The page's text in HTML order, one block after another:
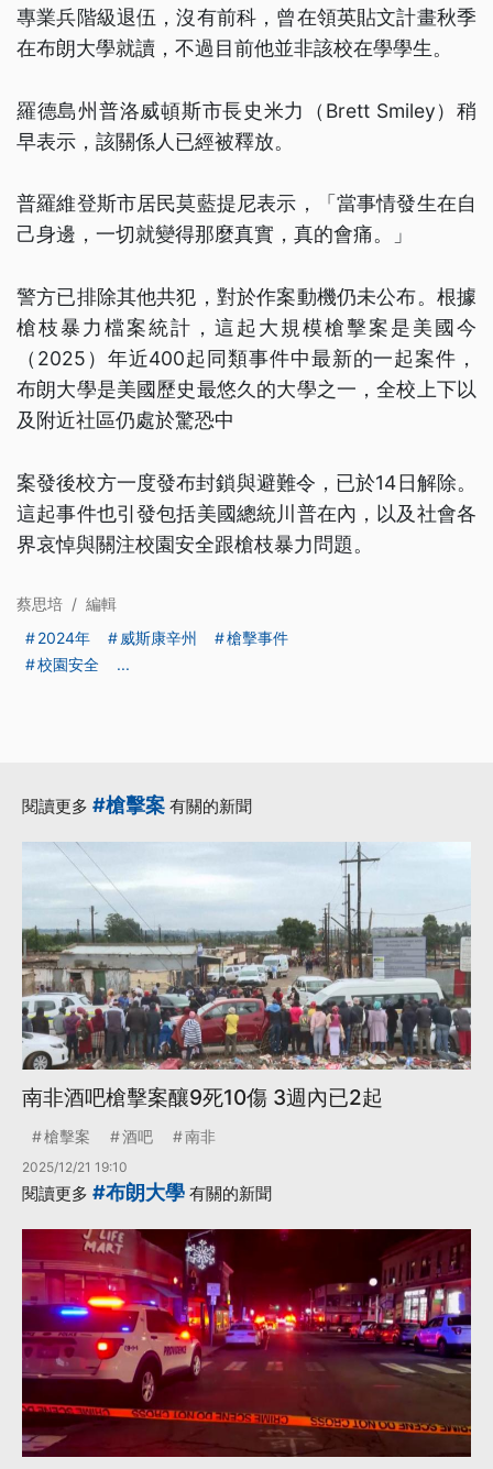
專業兵階級退伍，沒有前科，曾在領英貼文計畫秋季
在布朗大學就讀，不過目前他並非該校在學學生。
羅德島州普洛威頓斯市長史米力（Brett Smiley）稍
早表示，該關係人已經被釋放。
普羅維登斯市居民莫藍提尼表示，「當事情發生在自
己身邊，一切就變得那麼真實，真的會痛。」
警方已排除其他共犯，對於作案動機仍未公布。根據
槍枝暴力檔案統計，這起大規模槍擊案是美國今
（2025）年近400起同類事件中最新的一起案件，
布朗大學是美國歷史最悠久的大學之一，全校上下以
及附近社區仍處於驚恐中
案發後校方一度發布封鎖與避難令，已於14日解除。
這起事件也引發包括美國總統川普在內，以及社會各
界哀悼與關注校園安全跟槍枝暴力問題。
蔡思培 / 編輯
2024年
威斯康辛州
槍擊事件
校園安全
...
閱讀更多 #槍擊案 有關的新聞
南非酒吧槍擊案釀9死10傷 3週內已2起
槍擊案 酒吧 南非
2025/12/21 19:10
閱讀更多 #布朗大學 有關的新聞